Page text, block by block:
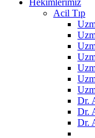
Acil Tıp
Dr.
Dr.
Dr.